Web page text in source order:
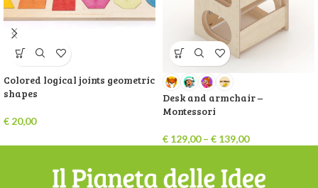
Colored logical joints geometric
shapes
€ 20,00
Desk and armchair –
Montessori
€ 129,00 – € 139,00